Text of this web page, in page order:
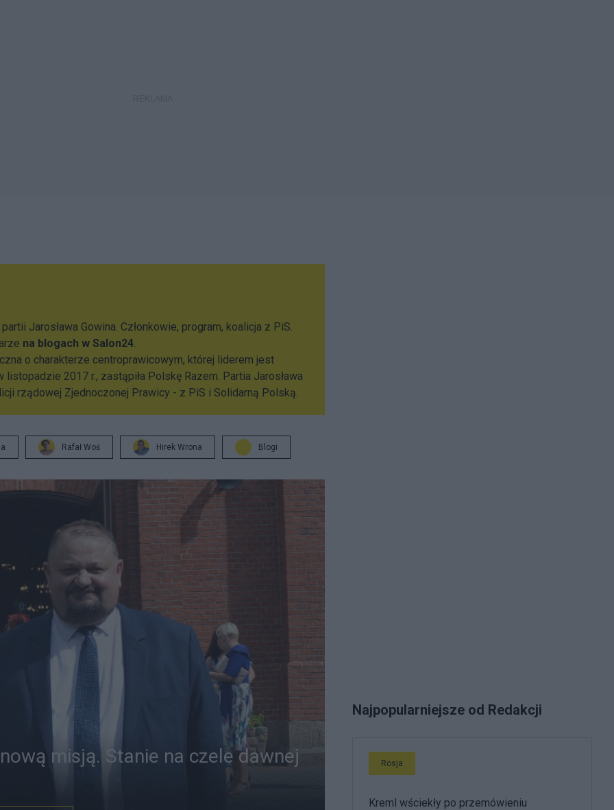
Jarosława Gowina. Członkowie, program, koalicja z PiS.
na blogach w Salon24.
o charakterze centroprawicowym, której liderem jest
listopadzie 2017 r., zastąpiła Polskę Razem. Partia Jarosława
rządowej Zjednoczonej Prawicy - z PiS i Solidarną Polską.
Rafał Woś Hirek Wrona Blogi
misją. Stanie na czele dawnej
Najpopularniejsze od Redakcji
Rosja
Kreml wściekły po przemówieniu